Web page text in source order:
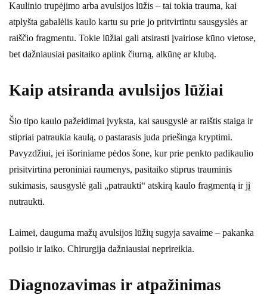
Kaulinio trupėjimo arba avulsijos lūžis – tai tokia trauma, kai
atplyšta gabalėlis kaulo kartu su prie jo pritvirtintu sausgyslės ar
raiščio fragmentu. Tokie lūžiai gali atsirasti įvairiose kūno vietose,
bet dažniausiai pasitaiko aplink čiurną, alkūnę ar klubą.
Kaip atsiranda avulsijos lūžiai
Šio tipo kaulo pažeidimai įvyksta, kai sausgyslė ar raištis staiga ir
stipriai patraukia kaulą, o pastarasis juda priešinga kryptimi.
Pavyzdžiui, jei išoriniame pėdos šone, kur prie penkto padikaulio
prisitvirtina peroniniai raumenys, pasitaiko stiprus trauminis
sukimasis, sausgyslė gali „patraukti“ atskirą kaulo fragmentą ir jį
nutraukti.
Laimei, dauguma mažų avulsijos lūžių sugyja savaime – pakanka
poilsio ir laiko. Chirurgija dažniausiai neprireikia.
Diagnozavimas ir atpažinimas